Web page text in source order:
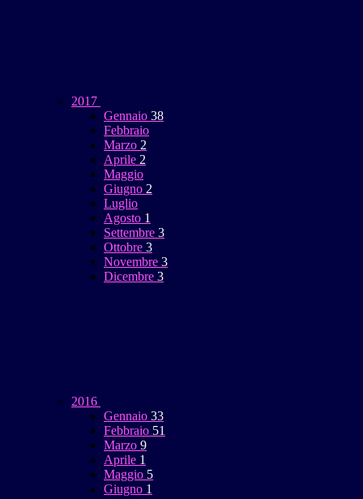
2017
Gennaio 38
Febbraio
Marzo 2
Aprile 2
Maggio
Giugno 2
Luglio
Agosto 1
Settembre 3
Ottobre 3
Novembre 3
Dicembre 3
2016
Gennaio 33
Febbraio 51
Marzo 9
Aprile 1
Maggio 5
Giugno 1